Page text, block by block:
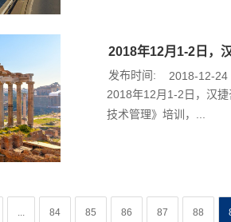
2018年12月1-2日，
2018-12-24
发布时间:
2018年12月1-2日，汉
技术管理》培训，...
... 84 85 86 87 88